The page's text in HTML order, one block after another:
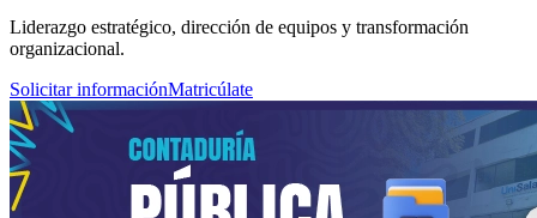
Liderazgo estratégico, dirección de equipos y transformación
organizacional.
Solicitar informaciónMatricúlate